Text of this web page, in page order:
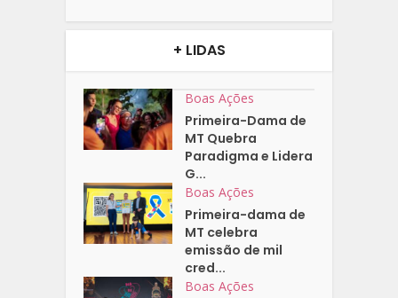
+ LIDAS
Boas Ações
Primeira-Dama de
MT Quebra
Paradigma e Lidera
G...
Boas Ações
Primeira-dama de
MT celebra
emissão de mil
cred...
Boas Ações